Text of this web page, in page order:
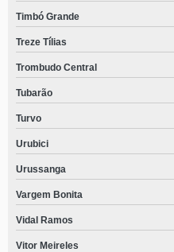
Timbó Grande
Treze Tílias
Trombudo Central
Tubarão
Turvo
Urubici
Urussanga
Vargem Bonita
Vidal Ramos
Vitor Meireles